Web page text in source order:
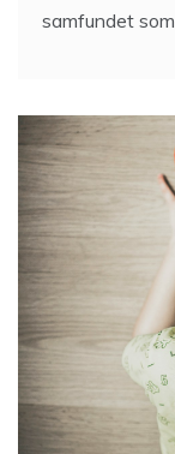
samfundet